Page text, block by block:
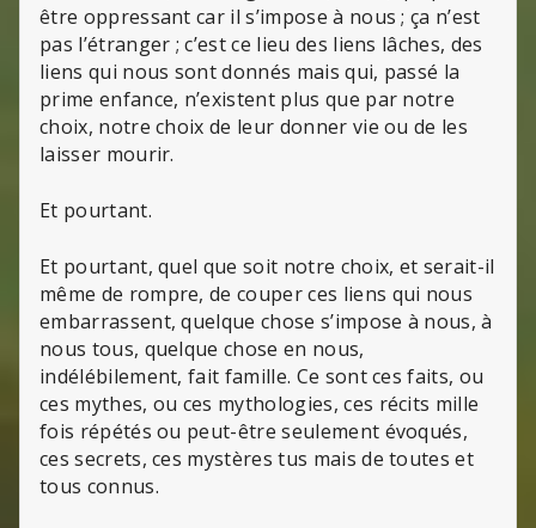
être oppressant car il s’impose à nous ; ça n’est
pas l’étranger ; c’est ce lieu des liens lâches, des
liens qui nous sont donnés mais qui, passé la
prime enfance, n’existent plus que par notre
choix, notre choix de leur donner vie ou de les
laisser mourir.
Et pourtant.
Et pourtant, quel que soit notre choix, et serait-il
même de rompre, de couper ces liens qui nous
embarrassent, quelque chose s’impose à nous, à
nous tous, quelque chose en nous,
indélébilement, fait famille. Ce sont ces faits, ou
ces mythes, ou ces mythologies, ces récits mille
fois répétés ou peut-être seulement évoqués,
ces secrets, ces mystères tus mais de toutes et
tous connus.